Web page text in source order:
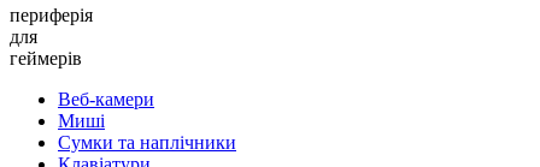
периферія
для
геймерів
Веб-камери
Миші
Сумки та наплічники